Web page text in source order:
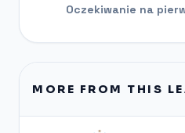
Oczekiwanie na
MORE FROM THIS